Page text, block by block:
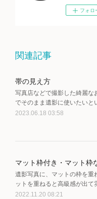
フォロ
関連記事
帯の見え方
写真店などで撮影した綺麗な
でそのまま遺影に使いたい
2023.06.18 03:58
マット枠付き・マット枠
遺影写真に、マットの枠を重
ットを重ねると高級感が出
2022.11.20 08:21